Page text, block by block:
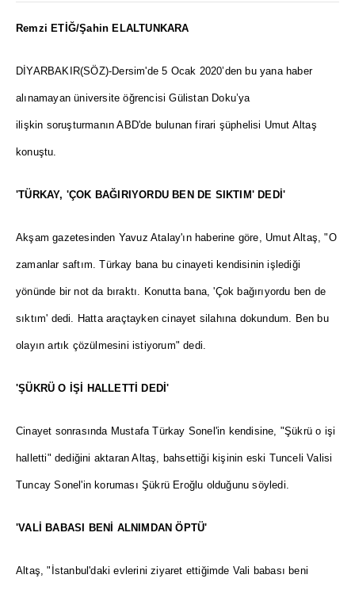
Remzi ETİĞ/Şahin ELALTUNKARA
DİYARBAKIR(SÖZ)-Dersim'de 5 Ocak 2020’den bu yana haber
alınamayan üniversite öğrencisi Gülistan Doku’ya
ilişkin soruşturmanın ABD'de bulunan firari şüphelisi Umut Altaş
konuştu.
'TÜRKAY, 'ÇOK BAĞIRIYORDU BEN DE SIKTIM' DEDİ'
Akşam gazetesinden Yavuz Atalay'ın haberine göre, Umut Altaş, "O
zamanlar saftım. Türkay bana bu cinayeti kendisinin işlediği
yönünde bir not da bıraktı. Konutta bana, 'Çok bağırıyordu ben de
sıktım' dedi. Hatta araçtayken cinayet silahına dokundum. Ben bu
olayın artık çözülmesini istiyorum" dedi.
'ŞÜKRÜ O İŞİ HALLETTİ DEDİ'
Cinayet sonrasında Mustafa Türkay Sonel'in kendisine, "Şükrü o işi
halletti" dediğini aktaran Altaş, bahsettiği kişinin eski Tunceli Valisi
Tuncay Sonel'in koruması Şükrü Eroğlu olduğunu söyledi.
'VALİ BABASI BENİ ALNIMDAN ÖPTÜ'
Altaş, "İstanbul'daki evlerini ziyaret ettiğimde Vali babası beni